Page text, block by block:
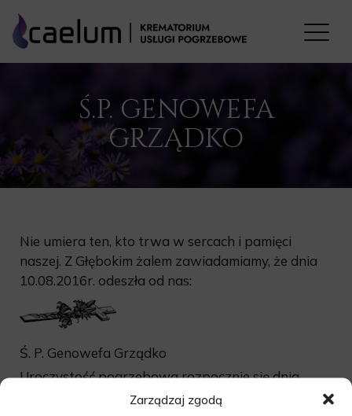
Zarządzaj zgodą
Ś.P. GENOWEFA
GRZĄDKO
Nie umiera ten, kto trwa w sercach i pamięci
naszej. Z Głębokim żalem zawiadamiamy, że dnia
10.08.2016r. odeszła od nas:
Ś. P. Genowefa Grządko
Uroczystość pogrzebowa rozpocznie się dnia
12.08.2016r. o godz. 13:30 wspólną modlitwą